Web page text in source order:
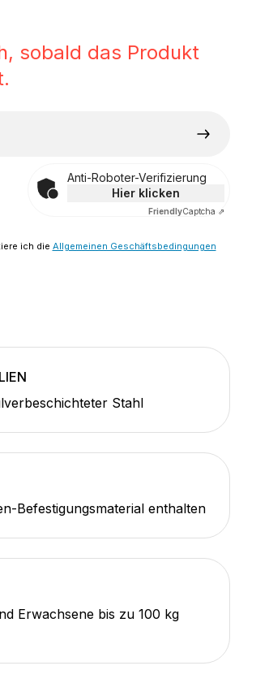
sobald das Produkt
Anti-Roboter-Verifizierung
Hier klicken
FriendlyCaptcha ⇗
ich die Allgemeinen Geschäftsbedingungen
Stahl
Befestigungsmaterial enthalten
Erwachsene bis zu 100 kg